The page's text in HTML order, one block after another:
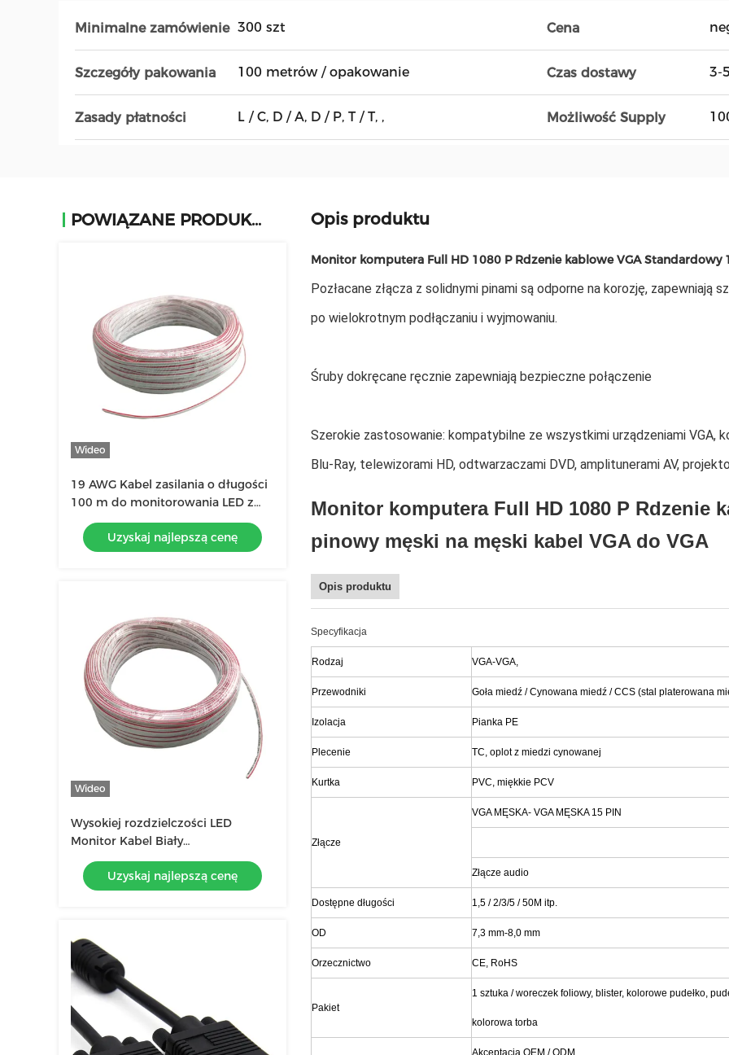
Minimalne zamówienie 300 szt Cena
Szczegóły pakowania 100 metrów / opakowanie Czas dostawy 3-
Zasady płatności L / C, D / A, D / P, T / T, , Możliwość Supply
POWIĄZANE PRODUKTY
Wideo
19 AWG Kabel zasilania o długości
100 m do monitorowania LED z
dwóch przewodów
Uzyskaj najlepszą cenę
Wideo
Wysokiej rozdzielczości LED
Monitor Kabel Biały
2C*20/0.18mm2 Dla wyraźnej
wizualizacjiUzyskaj najlepszą cenę
Opis produktu
Monitor komputera Full HD 1080 P Rdzenie kablowe VGA Standardowy
Pozłacane złącza z solidnymi pinami są odporne na korozję, zapewniają
po wielokrotnym podłączaniu i wyjmowaniu.
Śruby dokręcane ręcznie zapewniają bezpieczne połączenie
Szerokie zastosowanie: kompatybilne ze wszystkimi urządzeniami VGA,
Blu-Ray, telewizorami HD, odtwarzaczami DVD, amplitunerami AV,
Monitor komputera Full HD 1080 P Rdzenie
pinowy męski na męski kabel VGA do VGA
Opis produktu
Specyfikacja
Rodzaj VGA-VGA,
Przewodniki Goła miedź / Cynowana miedź / CCS (stal platerowana
Izolacja Pianka PE
Plecenie TC, oplot z miedzi cynowanej
Kurtka PVC, miękkie PCV
Złącze
VGA MĘSKA- VGA MĘSKA 15 PIN
Złącze audio
Dostępne długości 1,5 / 2/3/5 / 50M itp.
OD 7,3 mm-8,0 mm
Orzecznictwo CE, RoHS
Pakiet
1 sztuka / woreczek foliowy, blister, kolorowe pudełko,
kolorowa torba
Akceptacja OEM / ODM